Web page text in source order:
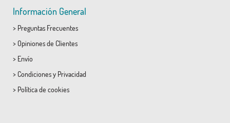
Información General
> Preguntas Frecuentes
> Opiniones de Clientes
> Envío
> Condicionesy Privacidad
> Política de cookies